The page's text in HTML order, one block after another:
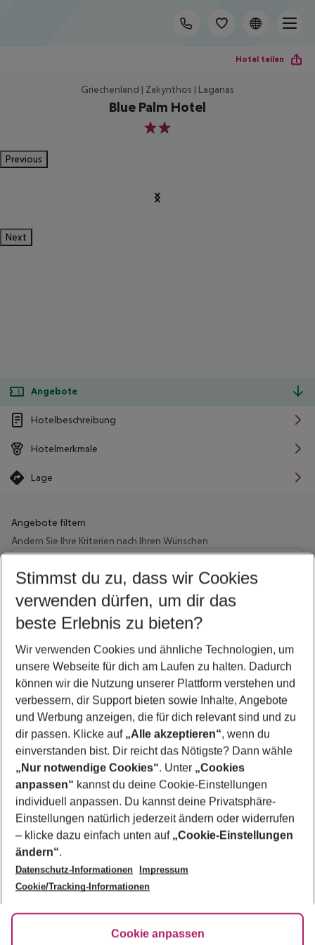
Hotel teilen
Griechenland | Zakynthos | Laganas
Blue Palm Hotel
2
Previous
Next
Angebote
Hotelbeschreibung
Hotelmerkmale
Lage
Angebote filtern
Ändern Sie Ihre Kriterien nach Ihren Wünschen
Wähle deinen Abflughafen
Beliebiger Abflughafen
Wähle deinen Reisezeitraum
5-8 Nächte
2 Erwachsene Keine Kinder
Mehr Filter anzeigen
Footer
Footer navigation
Über uns
AGB
Bestpreisgarantie
Cookie-Einstellungen ändern
Cookie-Richtlinie
Agenturbetreuung
Barrierefreies Reisen
FAQ
HanseMerkur Reiseversicherung
Folge uns
Stimmst du zu, dass wir Cookies
verwenden dürfen, um dir das
beste Erlebnis zu bieten?
Wir verwenden Cookies und ähnliche Technologien, um
unsere Webseite für dich am Laufen zu halten. Dadurch
können wir die Nutzung unserer Plattform verstehen und
verbessern, dir Support bieten sowie Inhalte, Angebote
und Werbung anzeigen, die für dich relevant sind und zu
dir passen. Klicke auf „Alle akzeptieren“, wenn du
einverstanden bist. Dir reicht das Nötigste? Dann wähle
„Nur notwendige Cookies“. Unter „Cookies
anpassen“ kannst du deine Cookie-Einstellungen
individuell anpassen. Du kannst deine Privatsphäre-
Einstellungen natürlich jederzeit ändern oder widerrufen
– klicke dazu einfach unten auf „Cookie-Einstellungen
ändern“.
Datenschutz-Informationen
Impressum
Cookie/Tracking-Informationen
Cookie anpassen